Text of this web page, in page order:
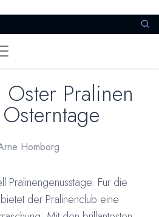
Pralinen
Homborg
Pralinengenusstage. Für die
der Pralinenclub eine